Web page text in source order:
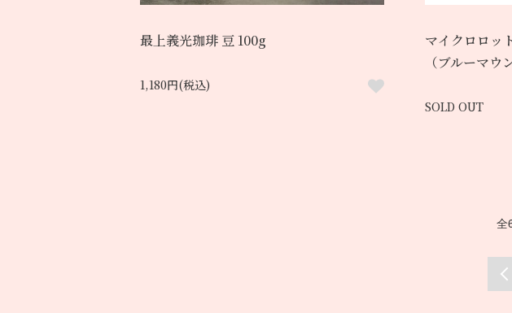
最上義光珈琲 豆 100g
1,180円(税込)
マイクロロッ
（ブルーマウ
SOLD OUT
全